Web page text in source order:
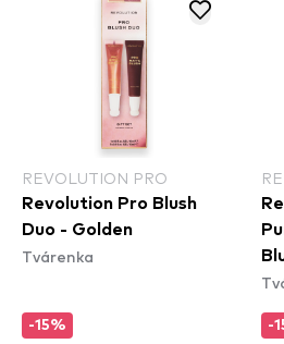
REVOLUTION PRO
Revolution Pro Blush
Duo - Golden
Tvárenka
-15% -